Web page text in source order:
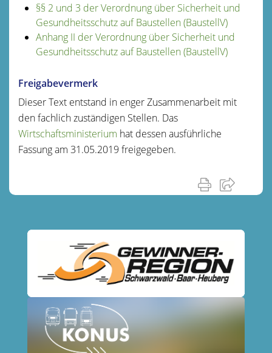
§§ 2 und 3 der Verordnung über Sicherheit und
Gesundheitsschutz auf Baustellen (BaustellV)
Anhang II der Verordnung über Sicherheit und
Gesundheitsschutz auf Baustellen (BaustellV)
Freigabevermerk
Dieser Text entstand in enger Zusammenarbeit mit
den fachlich zuständigen Stellen. Das
Wirtschaftsministerium hat dessen ausführliche
Fassung am 31.05.2019 freigegeben.